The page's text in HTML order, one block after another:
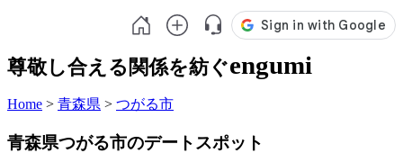
尊敬し合える関係を紡ぐengumi
Home > 青森県 > つがる市
青森県つがる市のデートスポット